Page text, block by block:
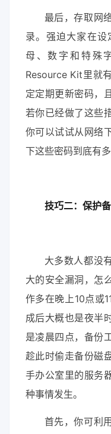
最后，存取网
录。强迫大家在
母、数字和特殊
Resource Kit里就
定定期更新密码，
若你已经做了这些
你可以试试从网络
下这些密码到底有
技巧二：保护
大多数人都没
大的安全漏洞，怎
作多在晚上10点或
成后大概也是夜半
是凌晨四点，备份
趁此时偷走备份磁
手办公室里的服务
种事情发生。
首先，你可利